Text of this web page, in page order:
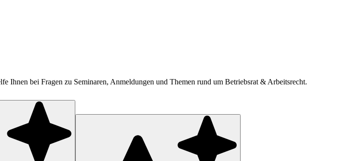
bei Fragen zu Seminaren, Anmeldungen und Themen rund um Betriebsrat & Arbeitsrecht.